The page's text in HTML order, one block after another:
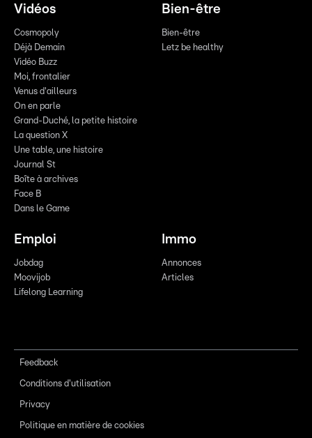
Vidéos
Cosmopoly
Déjà Demain
Vidéo Buzz
Moi, frontalier
Venus d'ailleurs
On en parle
Grand-Duché, la petite histoire
La question X
Une table, une histoire
Journal St
Boîte à archives
Face B
Dans le Game
Bien-être
Bien-être
Letz be healthy
Emploi
Jobdag
Moovijob
Lifelong Learning
Immo
Annonces
Articles
Feedback
Conditions d'utilisation
Privacy
Politique en matière de cookies